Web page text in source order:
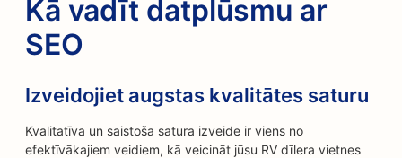
Kā vadīt datplūsmu ar
SEO
Izveidojiet augstas kvalitātes saturu
Kvalitatīva un saistoša satura izveide ir viens no
efektīvākajiem veidiem, kā veicināt jūsu RV dīlera vietnes